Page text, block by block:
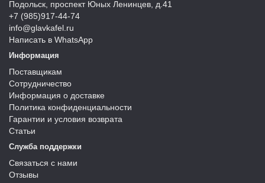
Подольск, проспект Юных Ленинцев, д.41
+7 (985)917-44-74
info@glavkafel.ru
Написать в WhatsApp
Информация
Поставщикам
Сотрудничество
Информация о доставке
Политика конфиденциальности
Гарантии и условия возврата
Статьи
Служба поддержки
Связаться с нами
Отзывы